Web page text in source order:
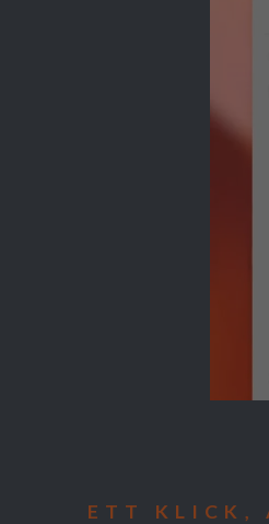
ETT KLICK,